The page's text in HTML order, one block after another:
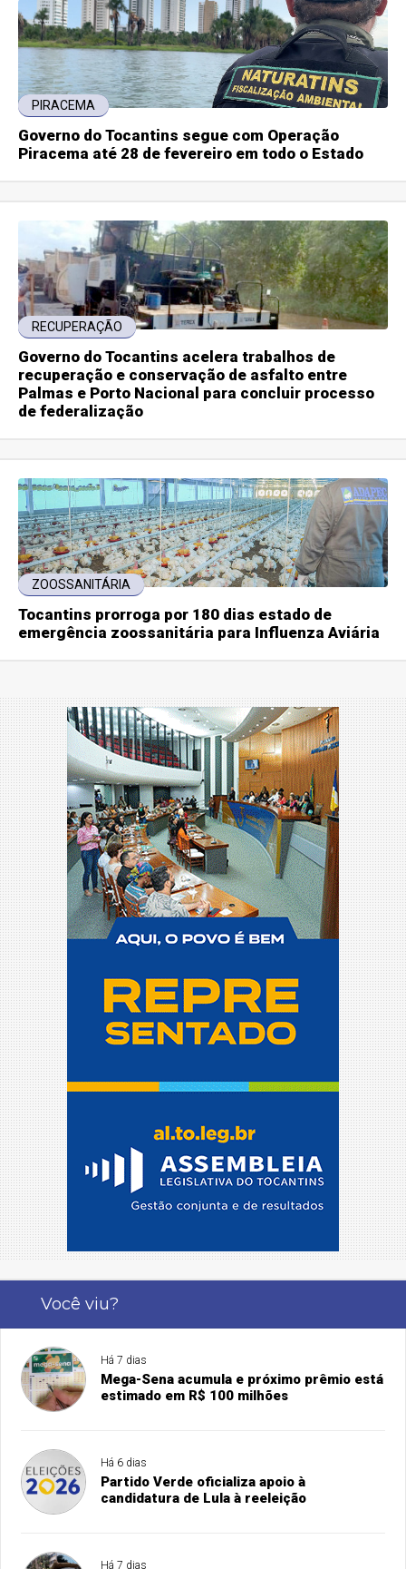
PIRACEMA
Governo do Tocantins segue com Operação
Piracema até 28 de fevereiro em todo o Estado
RECUPERAÇÃO
Governo do Tocantins acelera trabalhos de
recuperação e conservação de asfalto entre
Palmas e Porto Nacional para concluir processo
de federalização
ZOOSSANITÁRIA
Tocantins prorroga por 180 dias estado de
emergência zoossanitária para Influenza Aviária
Você viu?
Há 7 dias
Mega-Sena acumula e próximo prêmio está
estimado em R$ 100 milhões
Há 6 dias
Partido Verde oficializa apoio à
candidatura de Lula à reeleição
Há 7 dias